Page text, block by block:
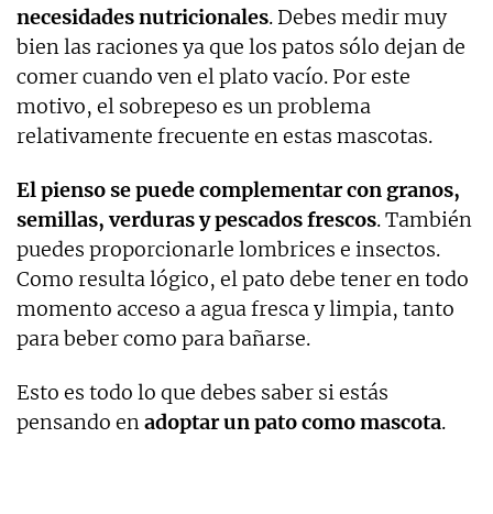
necesidades nutricionales. Debes medir muy
bien las raciones ya que los patos sólo dejan de
comer cuando ven el plato vacío. Por este
motivo, el sobrepeso es un problema
relativamente frecuente en estas mascotas.
El pienso se puede complementar con granos,
semillas, verduras y pescados frescos. También
puedes proporcionarle lombrices e insectos.
Como resulta lógico, el pato debe tener en todo
momento acceso a agua fresca y limpia, tanto
para beber como para bañarse.
Esto es todo lo que debes saber si estás
pensando enadoptar un pato como mascota.